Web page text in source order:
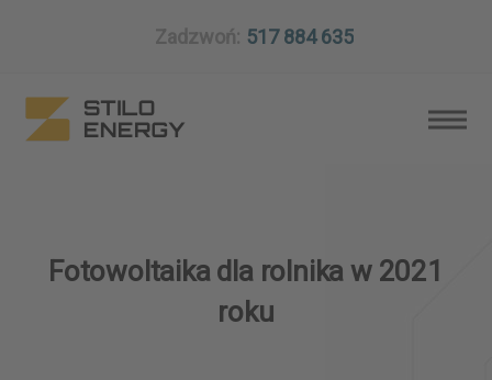
Zadzwoń: 517 884 635
Fotowoltaika dla rolnika w 2021
roku